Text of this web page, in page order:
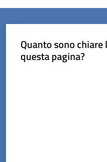
Quanto sono
questa pagina?